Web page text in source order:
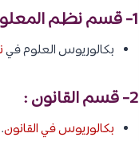
1- قسم ​نظم المعلومات الإدارية :
بكالوريوس العلوم في
2- قسم القانون :
بكالوريوس في القانون.